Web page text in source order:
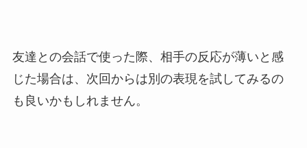
友達との会話で使った際、相手の反応が薄いと感
じた場合は、次回からは別の表現を試してみるの
も良いかもしれません。